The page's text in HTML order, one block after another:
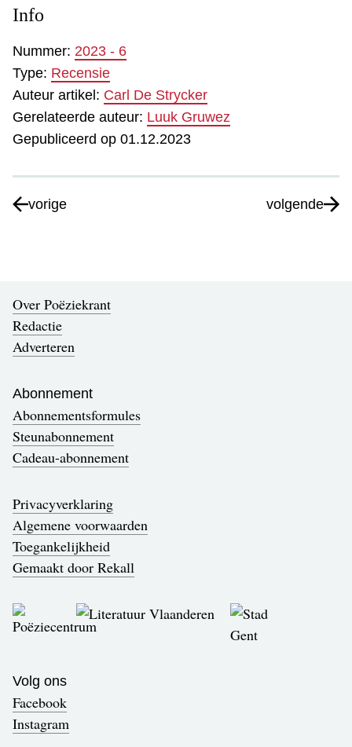
Info
Nummer: 2023 - 6
Type: Recensie
Auteur artikel: Carl De Strycker
Gerelateerde auteur: Luuk Gruwez
Gepubliceerd op 01.12.2023
vorige volgende
Over Poëziekrant
Redactie
Adverteren
Abonnement
Abonnementsformules
Steunabonnement
Cadeau-abonnement
Volg ons
Facebook
Instagram
Privacyverklaring
Algemene voorwaarden
Toegankelijkheid
Gemaakt door Rekall